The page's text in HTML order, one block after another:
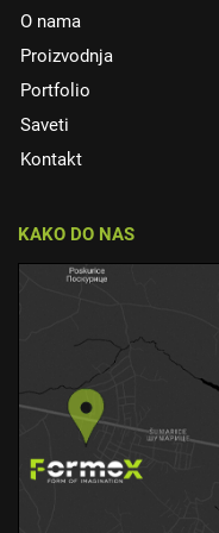
O nama
Proizvodnja
Portfolio
Saveti
Kontakt
KAKO DO NAS